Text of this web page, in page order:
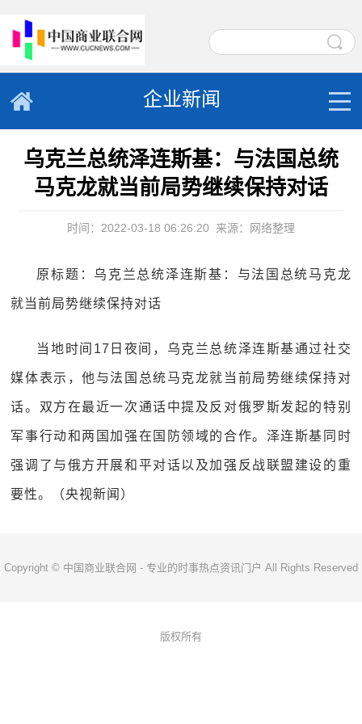
企业新闻
乌克兰总统泽连斯基：与法国总统
马克龙就当前局势继续保持对话
时间：2022-03-18 06:26:20 来源：网络整理
原标题：乌克兰总统泽连斯基：与法国总统马克龙
就当前局势继续保持对话
当地时间17日夜间，乌克兰总统泽连斯基通过社交
媒体表示，他与法国总统马克龙就当前局势继续保持对
话。双方在最近一次通话中提及反对俄罗斯发起的特别
军事行动和两国加强在国防领域的合作。泽连斯基同时
强调了与俄方开展和平对话以及加强反战联盟建设的重
要性。（央视新闻）
Copyright © 中国商业联合网 - 专业的时事热点资讯门户 All Rights Reserved
版权所有